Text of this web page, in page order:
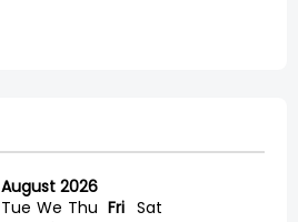
August 2026
Tue We Thu Fri Sat